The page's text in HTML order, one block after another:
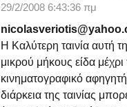
29/2/2008 6:43:36 πμ
Η Καλύτερη ταινία αυτή
μικρού μήκους είδα
κινηματογραφικό
διάρκεια της ταινίας